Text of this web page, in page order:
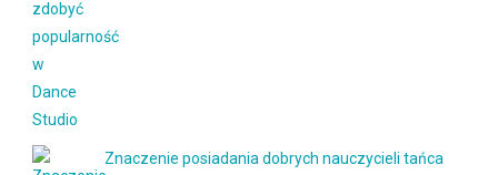
Znaczenie posiadania dobrych nauczycieli tańca